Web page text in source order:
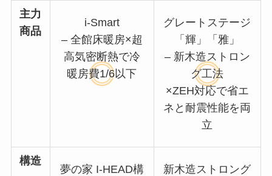
主力
商品
i-Smart
– 全館床暖房×超
高気密断熱で冷
暖房費1/6以下
グレートステージ
「輝」「雅」
– 新木造ストロン
グ工法
×ZEH対応で省エ
ネと耐震性能を両
立
構造
夢の家 I-HEAD構
新木造ストロング